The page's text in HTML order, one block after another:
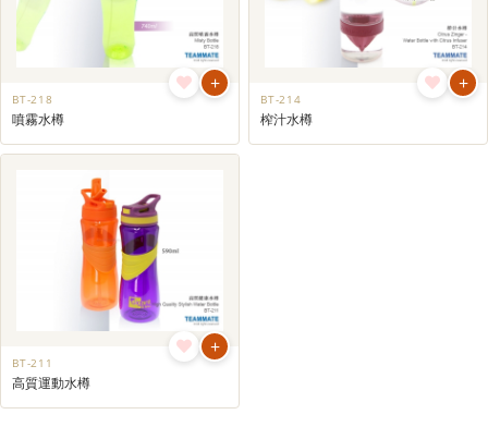
+
BT-218
噴霧水樽
+
BT-214
榨汁水樽
+
BT-211
高質運動水樽